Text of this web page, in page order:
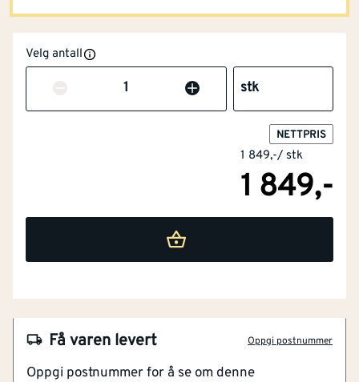
Velg antall
Antall stk
NETTPRIS
1 849,-/ stk
1 849,-
Få varen levert Oppgi postnummer
Oppgi postnummer for å se om denne
Vann- og vindtett beskyttelse
Stilig design og holdbarhet